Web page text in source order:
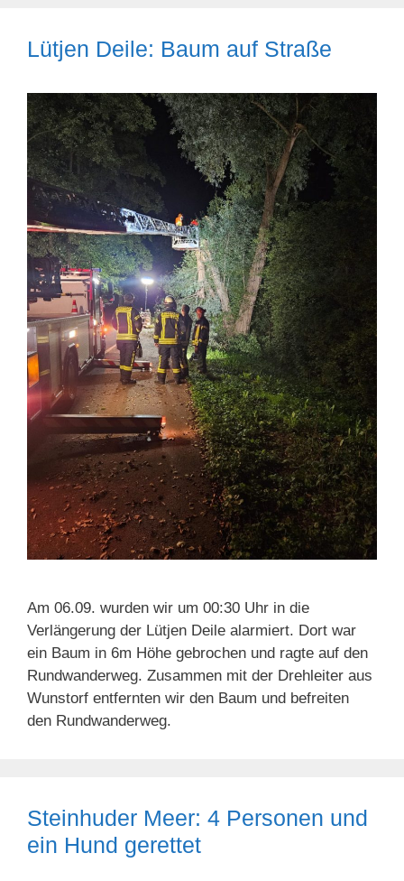
Lütjen Deile: Baum auf Straße
Am 06.09. wurden wir um 00:30 Uhr in die
Verlängerung der Lütjen Deile alarmiert. Dort war
ein Baum in 6m Höhe gebrochen und ragte auf den
Rundwanderweg. Zusammen mit der Drehleiter aus
Wunstorf entfernten wir den Baum und befreiten
den Rundwanderweg.
Steinhuder Meer: 4 Personen und
ein Hund gerettet